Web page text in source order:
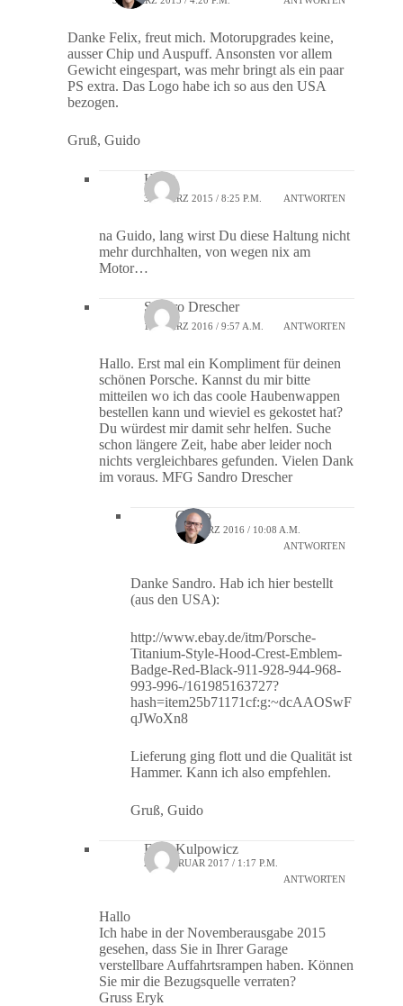
Danke Felix, freut mich. Motorupgrades keine,
ausser Chip und Auspuff. Ansonsten vor allem
Gewicht eingespart, was mehr bringt als ein paar
PS extra. Das Logo habe ich so aus den USA
bezogen.
Gruß, Guido
Horst
31. MÄRZ 2015 / 8:25 P.M. ANTWORTEN
na Guido, lang wirst Du diese Haltung nicht
mehr durchhalten, von wegen nix am
Motor…
Sandro Drescher
10. MÄRZ 2016 / 9:57 A.M. ANTWORTEN
Hallo. Erst mal ein Kompliment für deinen
schönen Porsche. Kannst du mir bitte
mitteilen wo ich das coole Haubenwappen
bestellen kann und wieviel es gekostet hat?
Du würdest mir damit sehr helfen. Suche
schon längere Zeit, habe aber leider noch
nichts vergleichbares gefunden. Vielen Dank
im voraus. MFG Sandro Drescher
Guido
10. MÄRZ 2016 / 10:08 A.M.
ANTWORTEN
Danke Sandro. Hab ich hier bestellt
(aus den USA):
http://www.ebay.de/itm/Porsche-
Titanium-Style-Hood-Crest-Emblem-
Badge-Red-Black-911-928-944-968-
993-996-/161985163727?
hash=item25b71171cf:g:~dcAAOSwF
qJWoXn8
Lieferung ging flott und die Qualität ist
Hammer. Kann ich also empfehlen.
Gruß, Guido
Eryk Kulpowicz
26. FEBRUAR 2017 / 1:17 P.M.
ANTWORTEN
Hallo
Ich habe in der Novemberausgabe 2015
gesehen, dass Sie in Ihrer Garage
verstellbare Auffahrtsrampen haben. Können
Sie mir die Bezugsquelle verraten?
Gruss Eryk